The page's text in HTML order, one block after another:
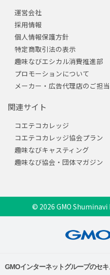
運営会社
採用情報
個人情報保護方針
特定商取引法の表示
趣味なびエシカル消費推進部
プロモーションについて
メーカー・広告代理店のご担
関連サイト
コエテコカレッジ
コエテコカレッジ協会プラン
趣味なびキャスティング
趣味なび協会・団体マガジン
© 2026 GMO